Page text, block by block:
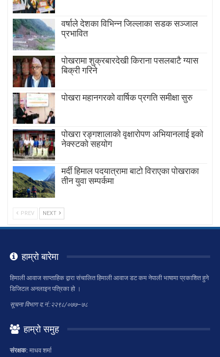
वर्षाले देशका विभिन्न जिल्लाका सडक सञ्जाल
प्रभावित
पोखरामा शुक्रबारदेखी किराना पसलबाटै ग्यास
बिक्री गरिने
पोखरा महानगरको वार्षिक प्रगति समीक्षा सुरु
पोखरा रङ्गशालाको वृक्षारोपण अभियानलाई इको
नेक्स्टको सहयोग
मर्दी हिमाल पदयात्रामा बाटाे विराएका पाेखराका
तीन युवा सम्पर्कमा
PREV NEXT
हाम्रो बारेमा
हिमाली आवाज साप्ताहिक द्वारा संचालित हिमाली आवाज डट कम नेपाली भाषामा प्रकाशित हुने
डिजिटल अनलाइन पत्रिका हो ।
सूचना विभाग द.नं.:२२९८/०७७–७८
हाम्रो समुह
संरक्षक: माधव शर्मा